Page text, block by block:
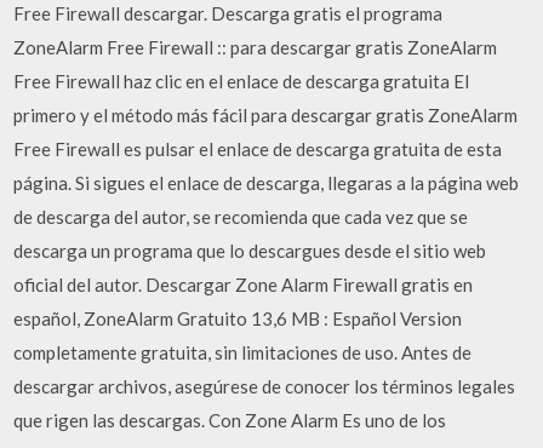
Free Firewall descargar. Descarga gratis el programa
ZoneAlarm Free Firewall :: para descargar gratis ZoneAlarm
Free Firewall haz clic en el enlace de descarga gratuita El
primero y el método más fácil para descargar gratis ZoneAlarm
Free Firewall es pulsar el enlace de descarga gratuita de esta
página. Si sigues el enlace de descarga, llegaras a la página web
de descarga del autor, se recomienda que cada vez que se
descarga un programa que lo descargues desde el sitio web
oficial del autor. Descargar Zone Alarm Firewall gratis en
español, ZoneAlarm Gratuito 13,6 MB : Español Version
completamente gratuita, sin limitaciones de uso. Antes de
descargar archivos, asegúrese de conocer los términos legales
que rigen las descargas. Con Zone Alarm Es uno de los